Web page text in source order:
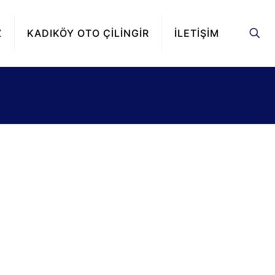
KADIKÖY OTO ÇİLİNGİR İLETİŞİM